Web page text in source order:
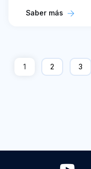
Saber más
1 2 3